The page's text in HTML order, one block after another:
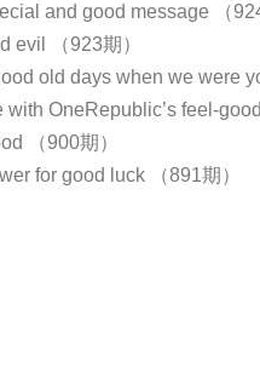
and good message （
evil （923期）
old days when we were
OneRepublic’s feel-
（900期）
for good luck （891期）